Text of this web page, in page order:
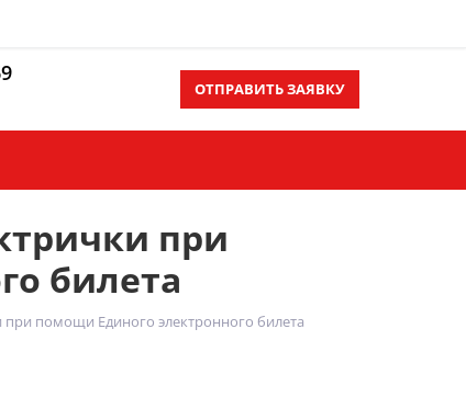
ОТПРАВИТЬ ЗАЯВКУ
при
билета
помощи Единого электронного билета